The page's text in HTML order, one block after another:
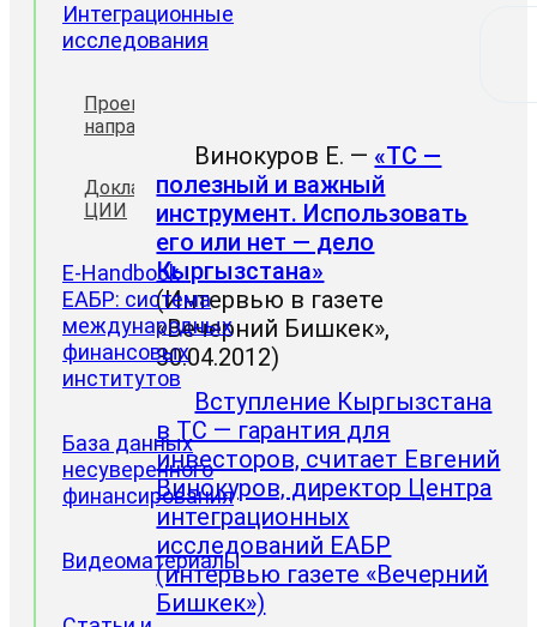
Интеграционные
исследования
Проектные
направления
Доклады
ЦИИ
E-Handbook
ЕАБР: система
международных
финансовых
институтов
База данных
несуверенного
финансирования
Видеоматериалы
Винокуров Е. — «ТС —
полезный и важный
инструмент. Использовать
его или нет — дело
Кыргызстана»
(Интервью в газете
«Вечерний Бишкек»,
30.04.2012)
Вступление Кыргызстана
в ТС — гарантия для
инвесторов, считает Евгений
Винокуров, директор Центра
интеграционных
исследований ЕАБР
(интервью газете «Вечерний
Бишкек»)